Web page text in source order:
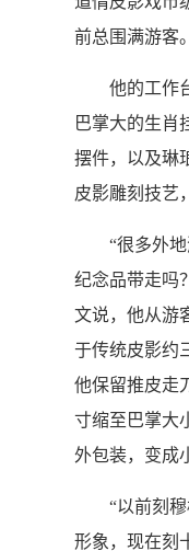
前总围满游客。
他的工作台
巴掌大的生肖
摆件，以及琳
皮影雕刻技艺
“很多外地
纪念品带走吗
文说，他从游
于传统皮影约
他保留推皮走
寸缩至巴掌大
外包装，变成
“以前刻穆
形象，现在刻